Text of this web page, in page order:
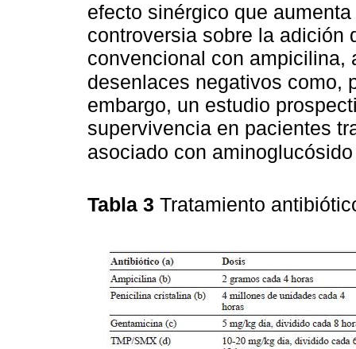
efecto sinérgico que
controversia sobre la adición
convencional con ampicilina,
desenlaces negativos como,
embargo, un estudio
supervivencia en pacientes
asociado con
Tabla 3 Tratamiento